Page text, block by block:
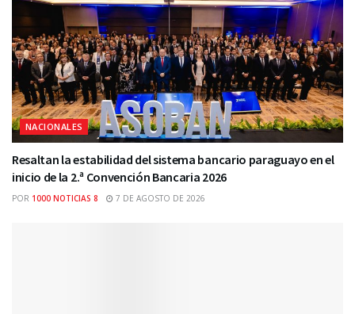
NACIONALES
Resaltan la estabilidad del sistema bancario paraguayo en el
inicio de la 2.ª Convención Bancaria 2026
POR 1000 NOTICIAS 8 7 DE AGOSTO DE 2026